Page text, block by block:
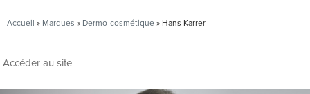
Accueil » Marques » Dermo-cosmétique » Hans Karrer
Accéder au site